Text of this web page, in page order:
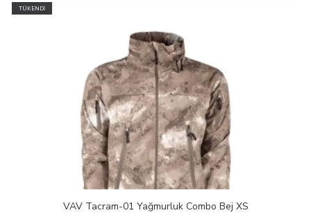
TÜKENDİ
VAV Tacram-01 Yağmurluk Combo Bej XS